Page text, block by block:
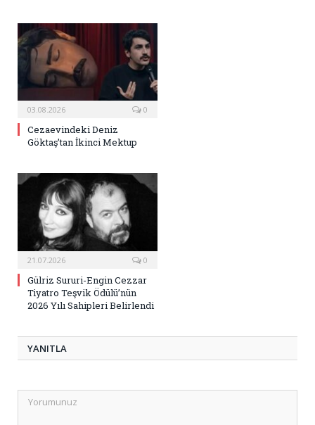
03.08.2026 0
Cezaevindeki Deniz
Göktaş’tan İkinci Mektup
21.07.2026 0
Gülriz Sururi-Engin Cezzar
Tiyatro Teşvik Ödülü’nün
2026 Yılı Sahipleri Belirlendi
YANITLA